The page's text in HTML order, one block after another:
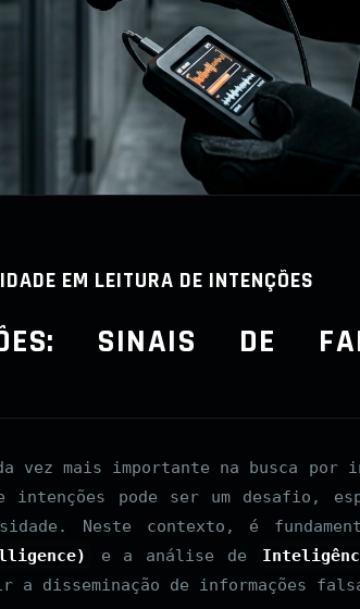
EM LEITURA DE INTENÇÕES
SINAIS DE
vez mais importante na busca por
pode ser um desafio,
Neste contexto, é
e a análise de
disseminação de informações